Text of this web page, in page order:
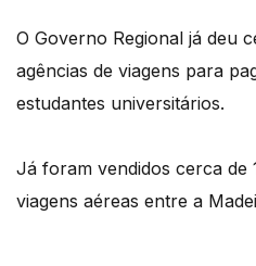
O Governo Regional já deu
agências de viagens para
estudantes universitários.
Já foram vendidos cerca de
viagens aéreas entre a